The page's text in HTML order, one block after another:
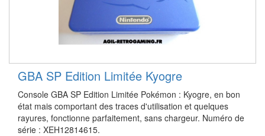
GBA SP Edition Limitée Kyogre
Console GBA SP Edition Limitée Pokémon : Kyogre, en bon
état mais comportant des traces d'utilisation et quelques
rayures, fonctionne parfaitement, sans chargeur. Numéro de
série : XEH12814615.